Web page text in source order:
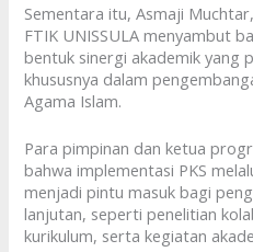
Sementara itu, Asmaji
FTIK UNISSULA menyambut
bentuk sinergi akademik yang
khususnya dalam
Agama Islam.
Para pimpinan dan ketua
bahwa implementasi PKS
menjadi pintu masuk bagi
lanjutan, seperti penelitian
kurikulum, serta kegiatan